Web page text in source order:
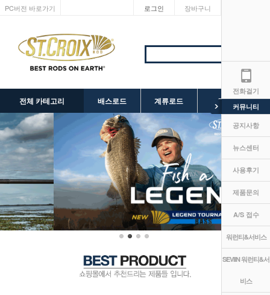
PC버전 바로가기 장바구니
로그인
전체 카테고리 배스로드 계류로드 SEVIIN 릴
전화걸기
커뮤니티
공지사항
뉴스센터
사용후기
제품문의
A/S 접수
워런티&서비스
SEVIIN 워런티&서
비스